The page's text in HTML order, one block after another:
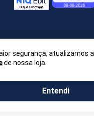
segurança, atualizamos a
de nossa loja.
Entendi